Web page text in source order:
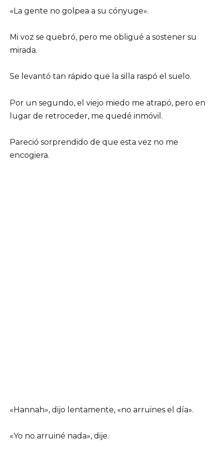
«La gente no golpea a su cónyuge».
Mi voz se quebró, pero me obligué a sostener su
mirada.
Se levantó tan rápido que la silla raspó el suelo.
Por un segundo, el viejo miedo me atrapó, pero en
lugar de retroceder, me quedé inmóvil.
Pareció sorprendido de que esta vez no me
encogiera.
«Hannah», dijo lentamente, «no arruines el día».
«Yo no arruiné nada», dije.